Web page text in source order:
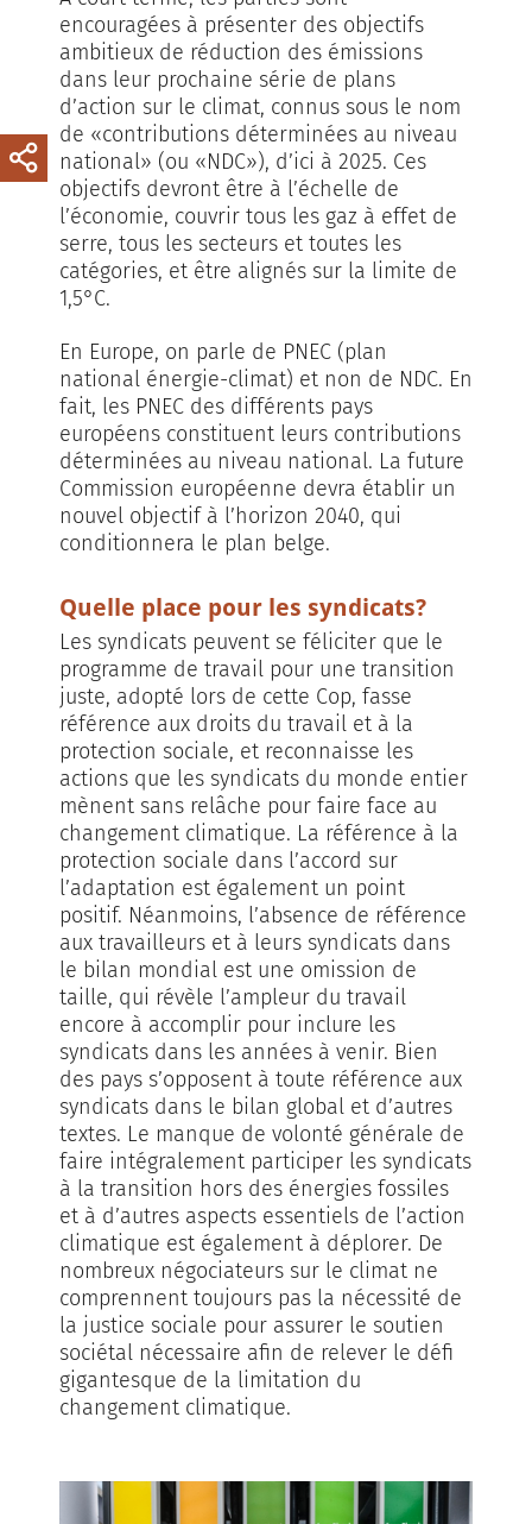
encouragées à présenter des objectifs
ambitieux de réduction des émissions
dans leur prochaine série de plans
d’action sur le climat, connus sous le nom
de «contributions déterminées au niveau
national» (ou «NDC»), d’ici à 2025. Ces
objectifs devront être à l’échelle de
l’économie, couvrir tous les gaz à effet de
serre, tous les secteurs et toutes les
catégories, et être alignés sur la limite de
1,5°C.
En Europe, on parle de PNEC (plan
national énergie-climat) et non de NDC. En
fait, les PNEC des différents pays
européens constituent leurs contributions
déterminées au niveau national. La future
Commission européenne devra établir un
nouvel objectif à l’horizon 2040, qui
conditionnera le plan belge.
Quelle place pour les syndicats?
Les syndicats peuvent se féliciter que le
programme de travail pour une transition
juste, adopté lors de cette Cop, fasse
référence aux droits du travail et à la
protection sociale, et reconnaisse les
actions que les syndicats du monde entier
mènent sans relâche pour faire face au
changement climatique. La référence à la
protection sociale dans l’accord sur
l’adaptation est également un point
positif. Néanmoins, l’absence de référence
aux travailleurs et à leurs syndicats dans
le bilan mondial est une omission de
taille, qui révèle l’ampleur du travail
encore à accomplir pour inclure les
syndicats dans les années à venir. Bien
des pays s’opposent à toute référence aux
syndicats dans le bilan global et d’autres
textes. Le manque de volonté générale de
faire intégralement participer les syndicats
à la transition hors des énergies fossiles
et à d’autres aspects essentiels de l’action
climatique est également à déplorer. De
nombreux négociateurs sur le climat ne
comprennent toujours pas la nécessité de
la justice sociale pour assurer le soutien
sociétal nécessaire afin de relever le défi
gigantesque de la limitation du
changement climatique.